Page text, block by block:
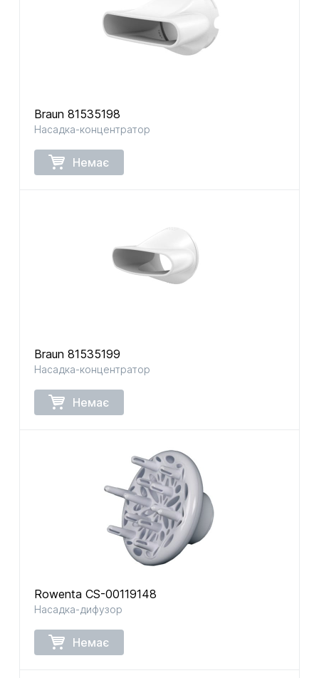
Braun 81535198
Насадка-концентратор
Немає
Braun 81535199
Насадка-концентратор
Немає
Rowenta CS-00119148
Насадка-дифузор
Немає